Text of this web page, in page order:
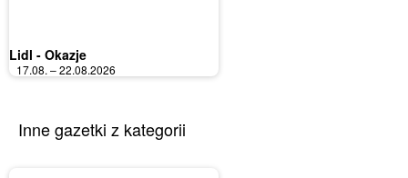
Lidl - Okazje
17.08. – 22.08.2026
Inne gazetki z kategorii